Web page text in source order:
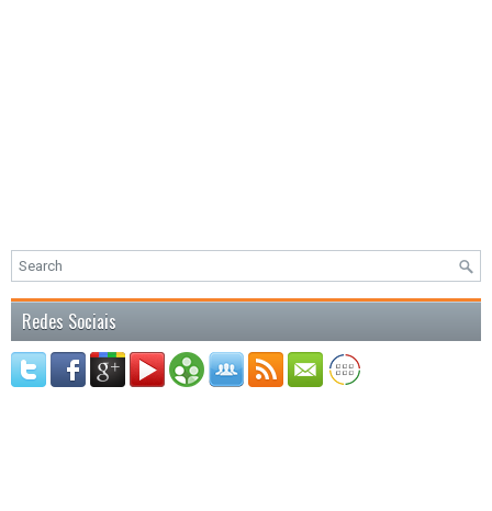
Redes Sociais